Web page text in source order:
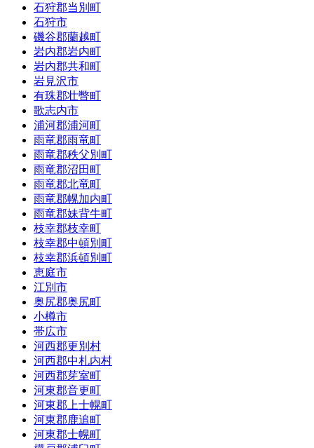
石狩郡当別町
石狩市
磯谷郡蘭越町
岩内郡岩内町
岩内郡共和町
岩見沢市
有珠郡壮瞥町
歌志内市
浦河郡浦河町
雨竜郡雨竜町
雨竜郡秩父別町
雨竜郡沼田町
雨竜郡北竜町
雨竜郡幌加内町
雨竜郡妹背牛町
枝幸郡枝幸町
枝幸郡中頓別町
枝幸郡浜頓別町
恵庭市
江別市
奥尻郡奥尻町
小樽市
帯広市
河西郡更別村
河西郡中札内村
河西郡芽室町
河東郡音更町
河東郡上士幌町
河東郡鹿追町
河東郡士幌町